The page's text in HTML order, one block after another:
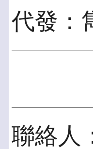
代發：
聯絡人